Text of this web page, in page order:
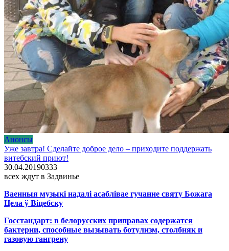
Анонсы
Уже завтра! Сделайте доброе дело – приходите поддержать
витебский приют!
30.04.20190333
всех ждут в Задвинье
Ваенныя музыкі надалі асаблівае гучанне святу Божага
Цела ў Віцебску
Госстандарт: в белорусских приправах содержатся
бактерии, способные вызывать ботулизм, столбняк и
газовую гангрену